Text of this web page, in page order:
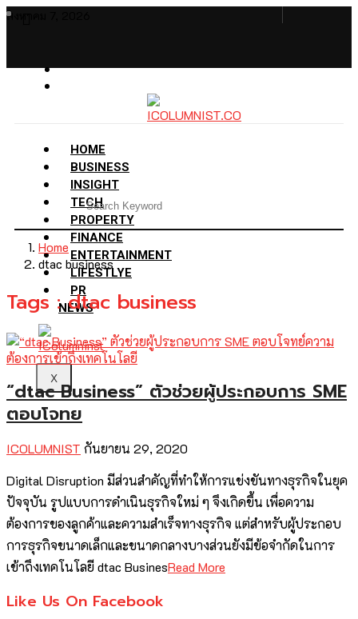
สิงหาคม 7, 2026
HOME
BUSINESS
INSIGHT
TECH
PROPERTY
FINANCE
ENTERTAINMENT
LIFESTLYE
PR
NEWS
X
Home
dtac business
Tags : dtac business
“dtac Business” ตัวช่วยผู้ประกอบการ SME
ตอบโจทย
ICOLUMNIST กันยายน 29, 2020
Digital Disruption มีส่วนสำคัญที่ทำให้การแข่งขันทางธุรกิจในยุค
ปัจจุบัน รูปแบบการดำเนินธุรกิจใหม่ ๆ จึงเกิดขึ้น เพื่อความ
ต้องการของลูกค้าและความสำเร็จทางธุรกิจ แต่สำหรับผู้ประกอบ
การธุรกิจขนาดเล็กและขนาดกลางบางส่วนยังมีข้อจำกัดในการ
เข้าถึงเทคโนโลยี dtac BusinesRead More
Like Us On Facebook